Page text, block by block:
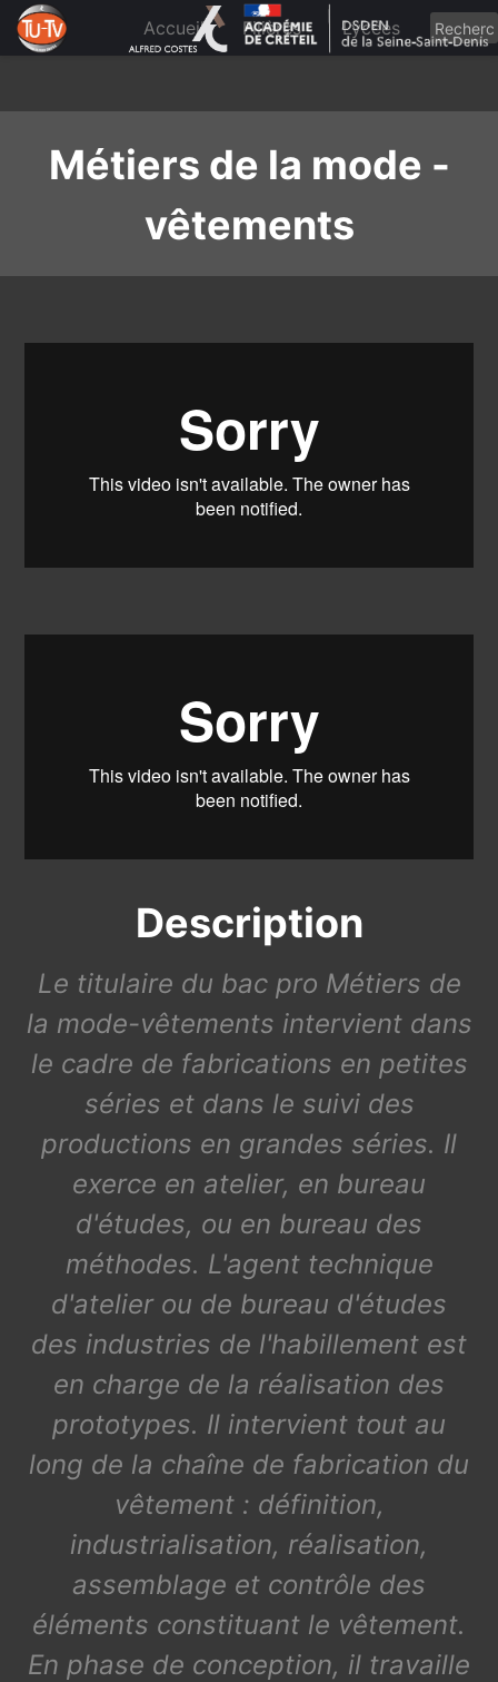
content
Accueil Filières Lycées
Métiers de la mode -
vêtements
Description
Le titulaire du bac pro Métiers de
la mode-vêtements intervient dans
le cadre de fabrications en petites
séries et dans le suivi des
productions en grandes séries. Il
exerce en atelier, en bureau
d'études, ou en bureau des
méthodes. L'agent technique
d'atelier ou de bureau d'études
des industries de l'habillement est
en charge de la réalisation des
prototypes. Il intervient tout au
long de la chaîne de fabrication du
vêtement : définition,
industrialisation, réalisation,
assemblage et contrôle des
éléments constituant le vêtement.
En phase de conception, il travaille